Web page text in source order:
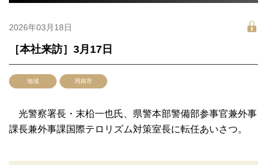
2026年03月18日
［本社来訪］3月17日
地域 周南市
光警察署長・末柗一也氏、県警本部警備部参事官兼外事
課長兼外事課国際テロリズム対策室長に転任あいさつ。